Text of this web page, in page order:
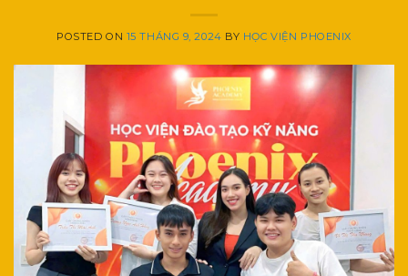
POSTED ON 15 THÁNG 9, 2024 BY HỌC VIỆN PHOENIX